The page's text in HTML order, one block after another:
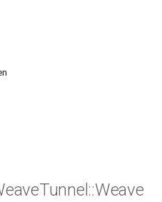
Tunnel ::Weave